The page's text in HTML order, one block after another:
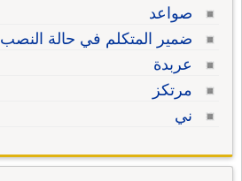
صواعد
ضمير المتكلم في حالة النصب
عربدة
مرتكز
ني